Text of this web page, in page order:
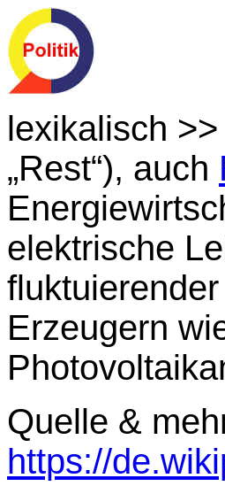
lexikalisch
„Rest“), auch
elektrische
Erzeugern
Quelle &
https://